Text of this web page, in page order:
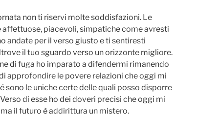
non ti riservi molte soddisfazioni. Le
affettuose, piacevoli, simpatiche come avresti
andate per il verso giusto e ti sentiresti
il tuo sguardo verso un orizzonte migliore.
di fuga ho imparato a difendermi rimanendo
approfondire le povere relazioni che oggi mi
sono le uniche certe delle quali posso disporre
di esse ho dei doveri precisi che oggi mi
il futuro è addirittura un mistero.